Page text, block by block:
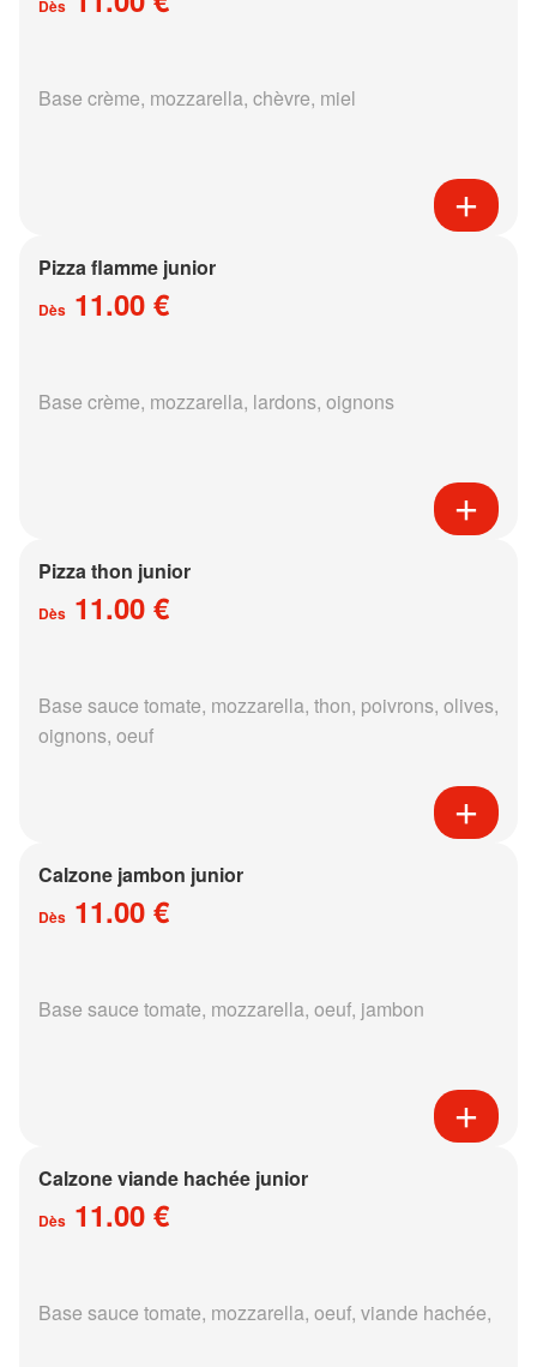
Dès
Base crème, mozzarella, chèvre, miel
Pizza flamme junior
Dès 11.00 €
Base crème, mozzarella, lardons, oignons
Pizza thon junior
Dès 11.00 €
Base sauce tomate, mozzarella, thon, poivrons, olives,
oignons, oeuf
Calzone jambon junior
Dès 11.00 €
Base sauce tomate, mozzarella, oeuf, jambon
Calzone viande hachée junior
Dès 11.00 €
Base sauce tomate, mozzarella, oeuf, viande hachée,